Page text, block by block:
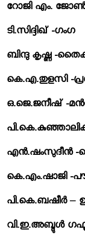
റോജി എം.
ടി.സിദ്ദിഖ് -ഗംഗ
ബിന്ദു കൃഷ്ണ -
കെ.എ.തുളസി -
ഒ.ജെ.ജനീഷ് -
എന്‍.ഷംസുദീന്‍ -
കെ.എം.ഷാജി -
പി.കെ.ബഷീര്‍
വി.ഇ.അബ്ദുള്‍